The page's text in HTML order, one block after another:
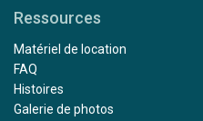
Ressources
Matériel de location
FAQ
Histoires
Galerie de photos